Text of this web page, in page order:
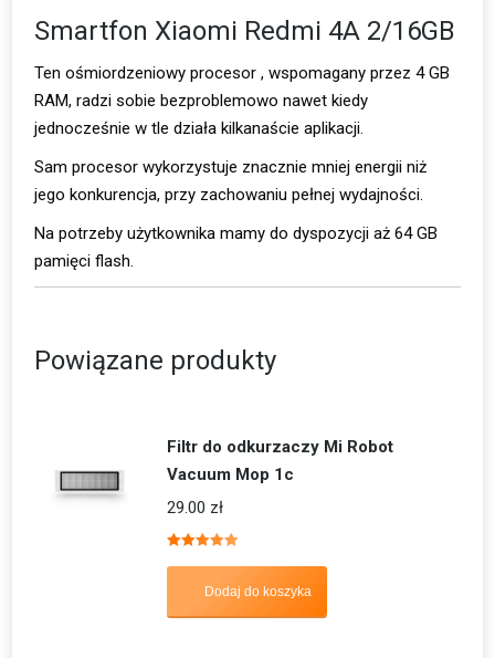
Smartfon Xiaomi Redmi 4A 2/16GB
Ten ośmiordzeniowy procesor , wspomagany przez 4 GB
RAM, radzi sobie bezproblemowo nawet kiedy
jednocześnie w tle działa kilkanaście aplikacji.
Sam procesor wykorzystuje znacznie mniej energii niż
jego konkurencja, przy zachowaniu pełnej wydajności.
Na potrzeby użytkownika mamy do dyspozycji aż 64 GB
pamięci flash.
Powiązane produkty
Filtr do odkurzaczy Mi Robot
Vacuum Mop 1c
29.00 zł
5.00
Dodaj do koszyka